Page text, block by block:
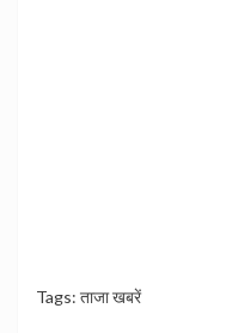
Tags: ताजा खबरें